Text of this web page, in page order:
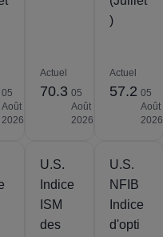
05
Août
2026
Actuel
70.3 05
Août
2026
)
Actuel
57.2 05
Août
2026
U.S.
Indice
ISM
des
U.S.
NFIB
Indice
d'opti